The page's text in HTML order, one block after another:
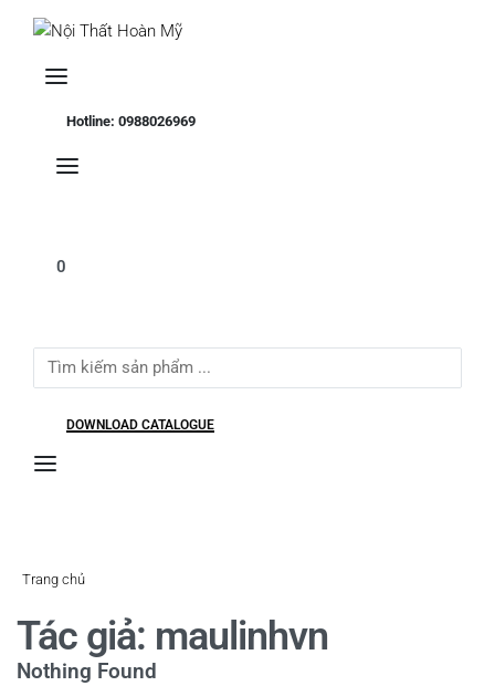
Hotline: 0988026969
0
Search
for:
DOWNLOAD CATALOGUE
Trang chủ
Tác giả: maulinhvn
Nothing Found